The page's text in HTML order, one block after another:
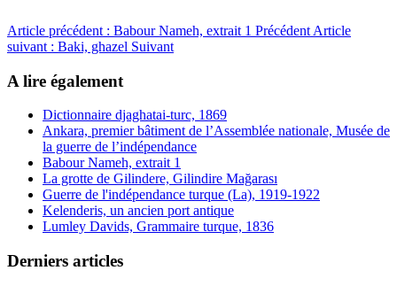
Article précédent : Babour Nameh, extrait 1 Précédent Article
suivant : Baki, ghazel Suivant
A lire également
Dictionnaire djaghatai-turc, 1869
Ankara, premier bâtiment de l’Assemblée nationale, Musée de
la guerre de l’indépendance
Babour Nameh, extrait 1
La grotte de Gilindere, Gilindire Mağarası
Guerre de l'indépendance turque (La), 1919-1922
Kelenderis, un ancien port antique
Lumley Davids, Grammaire turque, 1836
Derniers articles